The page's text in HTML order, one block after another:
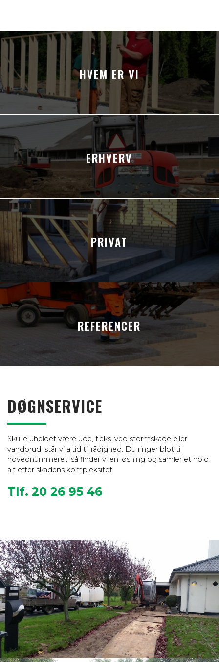
HVEM ER VI
ERHVERV
PRIVAT
REFERENCER
DØGNSERVICE
Skulle uheldet være ude, f.eks. ved stormskade eller
vandbrud, står vi altid til rådighed. Du ringer blot til
hovednummeret, så finder vi en løsning og samler et hold
alt efter skadens kompleksitet.
Tlf. 20 26 95 46